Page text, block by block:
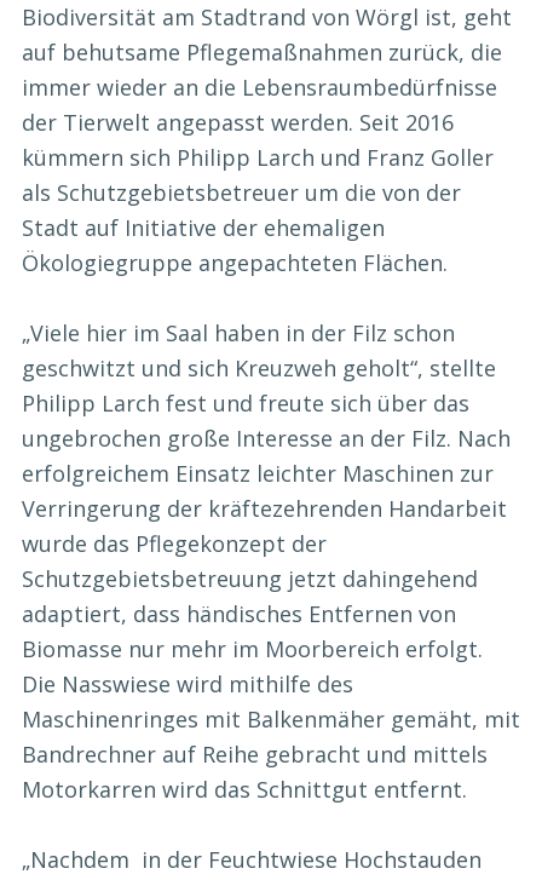
Biodiversität am Stadtrand von Wörgl ist, geht
auf behutsame Pflegemaßnahmen zurück, die
immer wieder an die Lebensraumbedürfnisse
der Tierwelt angepasst werden. Seit 2016
kümmern sich Philipp Larch und Franz Goller
als Schutzgebietsbetreuer um die von der
Stadt auf Initiative der ehemaligen
Ökologiegruppe angepachteten Flächen.
„Viele hier im Saal haben in der Filz schon
geschwitzt und sich Kreuzweh geholt“, stellte
Philipp Larch fest und freute sich über das
ungebrochen große Interesse an der Filz. Nach
erfolgreichem Einsatz leichter Maschinen zur
Verringerung der kräftezehrenden Handarbeit
wurde das Pflegekonzept der
Schutzgebietsbetreuung jetzt dahingehend
adaptiert, dass händisches Entfernen von
Biomasse nur mehr im Moorbereich erfolgt.
Die Nasswiese wird mithilfe des
Maschinenringes mit Balkenmäher gemäht, mit
Bandrechner auf Reihe gebracht und mittels
Motorkarren wird das Schnittgut entfernt.
„Nachdem in der Feuchtwiese Hochstauden